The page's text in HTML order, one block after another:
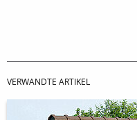
VERWANDTE ARTIKEL